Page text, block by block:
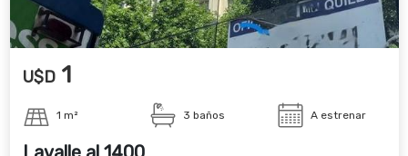
U$D 1
1 m² 3 baños A estrenar